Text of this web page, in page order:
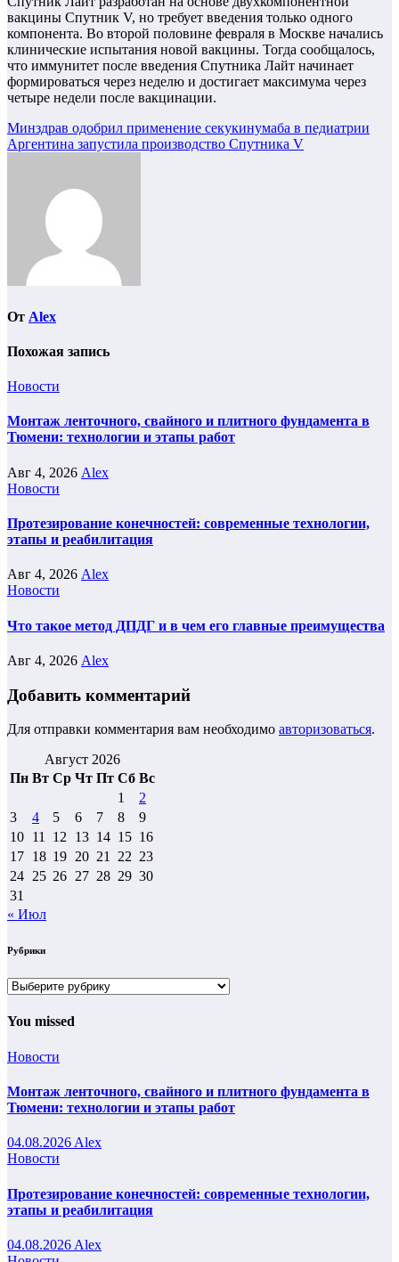
вакцины Спутник V, но требует введения только одного
компонента. Во второй половине февраля в Москве начались
клинические испытания новой вакцины. Тогда сообщалось,
что иммунитет после введения Спутника Лайт начинает
формироваться через неделю и достигает максимума через
четыре недели после вакцинации.
Навигация
по
Минздрав одобрил применение секукинумаба в педиатрии
Аргентина запустила производство Спутника V
От Alex
Похожая запись
Новости
Монтаж ленточного, свайного и плитного фундамента в
Тюмени: технологии и этапы работ
Авг 4, 2026 Alex
Новости
Протезирование конечностей: современные технологии,
этапы и реабилитация
Авг 4, 2026 Alex
Новости
Что такое метод ДПДГ и в чем его главные преимущества
Авг 4, 2026 Alex
Добавить комментарий
Для отправки комментария вам необходимо авторизоваться.
Август 2026
Пн Вт Ср Чт Пт Сб Вс
1
2
3
4 5 6 7 8
9
10 11 12 13 14 15 16
17 18 19 20 21 22 23
24 25 26 27 28 29 30
31
« Июл
Рубрики
Рубрики
You missed
Новости
Монтаж ленточного, свайного и плитного фундамента в
Тюмени: технологии и этапы работ
04.08.2026 Alex
Новости
Протезирование конечностей: современные технологии,
этапы и реабилитация
04.08.2026 Alex